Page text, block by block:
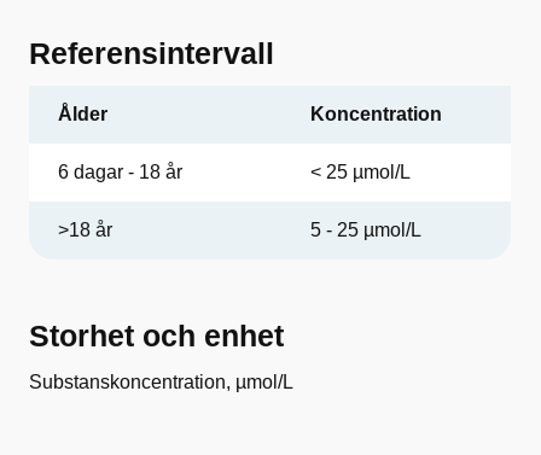
Referensintervall
Ålder Koncentration
6 dagar - 18 år < 25 µmol/L
>18 år 5 - 25 µmol/L
Storhet och enhet
Substanskoncentration, µmol/L